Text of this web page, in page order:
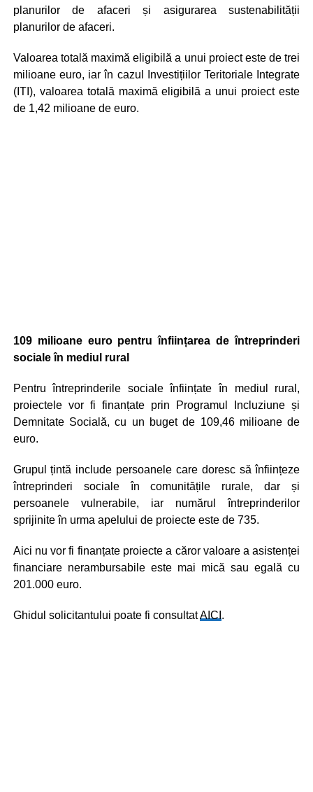
planurilor de afaceri și asigurarea sustenabilității
planurilor de afaceri.
Valoarea totală maximă eligibilă a unui proiect este de trei
milioane euro, iar în cazul Investițiilor Teritoriale Integrate
(ITI), valoarea totală maximă eligibilă a unui proiect este
de 1,42 milioane de euro.
109 milioane euro pentru înființarea de întreprinderi
sociale în mediul rural
Pentru întreprinderile sociale înființate în mediul rural,
proiectele vor fi finanțate prin Programul Incluziune și
Demnitate Socială, cu un buget de 109,46 milioane de
euro.
Grupul țintă include persoanele care doresc să înființeze
întreprinderi sociale în comunitățile rurale, dar și
persoanele vulnerabile, iar numărul întreprinderilor
sprijinite în urma apelului de proiecte este de 735.
Aici nu vor fi finanțate proiecte a căror valoare a asistenței
financiare nerambursabile este mai mică sau egală cu
201.000 euro.
Ghidul solicitantului poate fi consultatAICI .